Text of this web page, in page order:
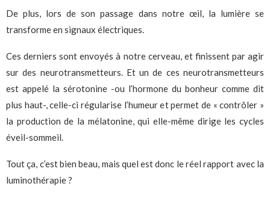
De plus, lors de son passage dans notre œil, la lumière se
transforme en signaux électriques.
Ces derniers sont envoyés à notre cerveau, et finissent par agir
sur des neurotransmetteurs. Et un de ces neurotransmetteurs
est appelé la sérotonine -ou l’hormone du bonheur comme dit
plus haut-, celle-ci régularise l’humeur et permet de « contrôler »
la production de la mélatonine, qui elle-même dirige les cycles
éveil-sommeil.
Tout ça, c’est bien beau, mais quel est donc le réel rapport avec la
luminothérapie ?